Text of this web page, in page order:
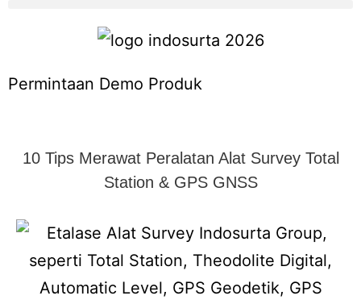
Permintaan Demo Produk
10 Tips Merawat Peralatan Alat Survey Total
Station & GPS GNSS